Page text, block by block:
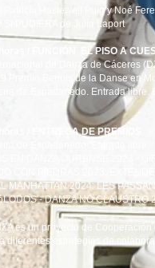
Patricia Hastewell Puig y Noé
SI PUDIERA de Julia Laport
/ FUNCIÓN EL PISO A
de Danza de Cáceres
Premio Benois de la Danse en
de Espadanedo. Entrada
/ ENTREGA DE PREMIOS
de Espadanedo. Entrada libre.
EN DANZA OURENSE 2023 -
CON PIEDRAS 2023:
MANHATTAN 2024:LES
- DANZA NO CLAUSTRO
es un proyecto de
diferentes estrategias de